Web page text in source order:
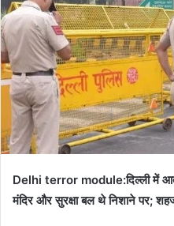
Delhi terror module:दिल्ली में
मंदिर और सुरक्षा बल थे निशाने पर;